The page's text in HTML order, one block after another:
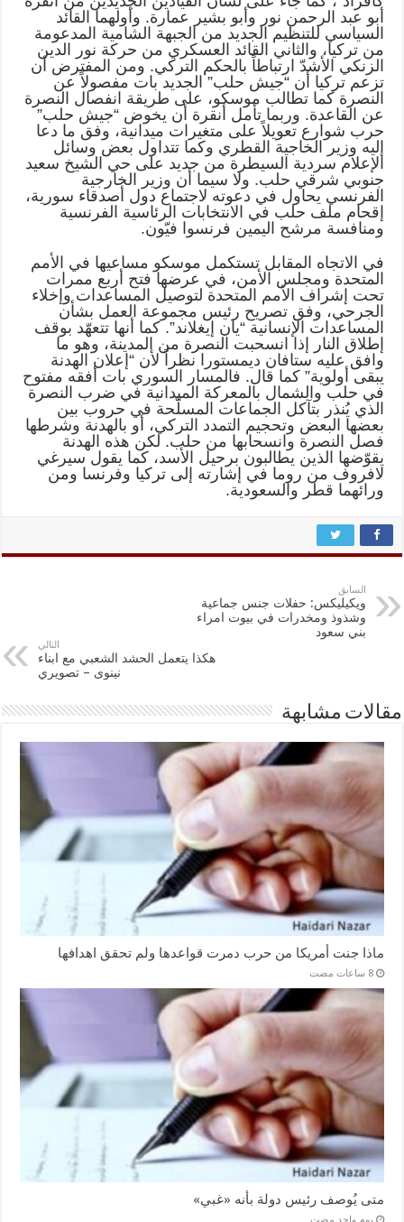
أبو عبد الرحمن نور وأبو بشير عمارة. وأولهما القائد
السياسي للتنظيم الجديد من الجبهة الشامية المدعومة
من تركيا، والثاني القائد العسكري من حركة نور الدين
الزنكي الأشدّ ارتباطاً بالحكم التركي. ومن المفترض أن
تزعم تركيا أن “جيش حلب” الجديد بات مفصولاً عن
النصرة كما تطالب موسكو، على طريقة انفصال النصرة
عن القاعدة. وربما تأمل أنقرة أن يخوض “جيش حلب”
حرب شوارع تعويلاً على متغيرات ميدانية، وفق ما دعا
إليه وزير الخاجية القطري وكما تتداول بعض وسائل
الإعلام سردية السيطرة من جديد على حي الشيخ سعيد
جنوبي شرقي حلب. ولا سيما أن وزير الخارجية
الفرنسي يحاول في دعوته لاجتماع دول أصدقاء سورية،
إقحام ملف حلب في الانتخابات الرئاسية الفرنسية
ومنافسة مرشح اليمين فرنسوا فيّون.
في الاتجاه المقابل تستكمل موسكو مساعيها في الأمم
المتحدة ومجلس الأمن، في عرضها فتح أربع ممرات
تحت إشراف الأمم المتحدة لتوصيل المساعدات وإخلاء
الجرحي، وفق تصريح رئيس مجموعة العمل بشأن
المساعدات الإنسانية “يان إيغلاند”. كما أنها تتعهّد بوقف
إطلاق النار إذا انسحبت النصرة من المدينة، وهو ما
وافق عليه ستافان ديمستورا نظراً لأن “إعلان الهدنة
يبقى أولوية” كما قال. فالمسار السوري بات أفقه مفتوح
في حلب والشمال بالمعركة الميدانية في ضرب النصرة
الذي يُنذر بتآكل الجماعات المسلّحة في حروب بين
بعضها البعض وتحجيم التمدد التركي، أو بالهدنة وشرطها
فصل النصرة وانسحابها من حلب. لكن هذه الهدنة
يقوّضها الذين يطالبون برحيل الأسد، كما يقول سيرغي
لافروف من روما في إشارته إلى تركيا وفرنسا ومن
ورائهما قطر والسعودية.
السابق
ويكيليكس: حفلات جنس جماعية
وشذوذ ومخدرات في بيوت امراء
بني سعود
التالي
هكذا يتعمل الحشد الشعبي مع ابناء
نينوى – تصويري
مقالات مشابهة
ماذا جنت أمريكا من حرب دمرت قواعدها ولم تحقق اهدافها
‏8 ساعات مضت
متى يُوصف رئيس دولة بأنه «غبي»
‏يوم واحد مضت